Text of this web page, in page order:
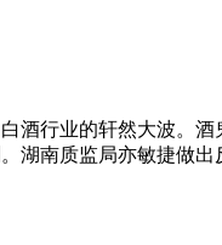
行业的轩然大波。酒
湖南质监局亦敏捷做